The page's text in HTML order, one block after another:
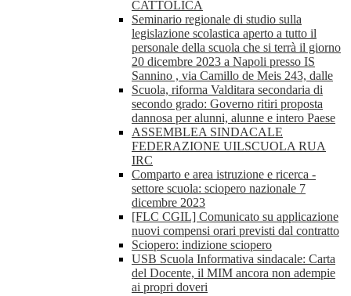
CATTOLICA
Seminario regionale di studio sulla
legislazione scolastica aperto a tutto il
personale della scuola che si terrà il giorno
20 dicembre 2023 a Napoli presso IS
Sannino , via Camillo de Meis 243, dalle
Scuola, riforma Valditara secondaria di
secondo grado: Governo ritiri proposta
dannosa per alunni, alunne e intero Paese
ASSEMBLEA SINDACALE
FEDERAZIONE UILSCUOLA RUA
IRC
Comparto e area istruzione e ricerca -
settore scuola: sciopero nazionale 7
dicembre 2023
[FLC CGIL] Comunicato su applicazione
nuovi compensi orari previsti dal contratto
Sciopero: indizione sciopero
USB Scuola Informativa sindacale: Carta
del Docente, il MIM ancora non adempie
ai propri doveri